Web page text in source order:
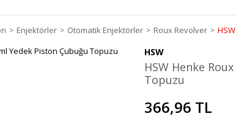
Enjektörler Otomatik Enjektörler Roux Revolver
HSW
HSW Henke
Topuzu
366,96 TL